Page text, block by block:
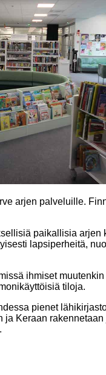
arjen palveluille.
paikallisia
lapsiperheitä,
ihmiset
tiloja.
pienet
ja Keraan